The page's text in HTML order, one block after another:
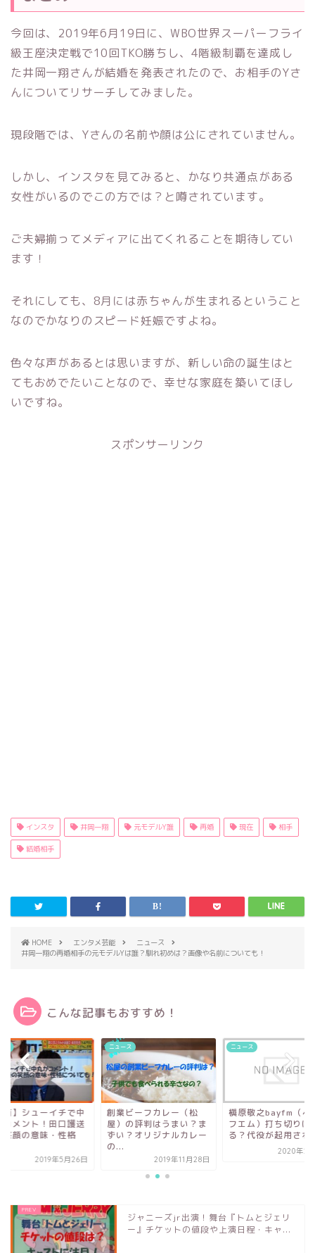
今回は、2019年6月19日に、WBO世界スーパーフライ
級王座決定戦で10回TKO勝ちし、4階級制覇を達成し
た井岡一翔さんが結婚を発表されたので、お相手のYさ
んについてリサーチしてみました。
現段階では、Yさんの名前や顔は公にされていません。
しかし、インスタを見てみると、かなり共通点がある
女性がいるのでこの方では？と噂されています。
ご夫婦揃ってメディアに出てくれることを期待してい
ます！
それにしても、8月には赤ちゃんが生まれるということ
なのでかなりのスピード妊娠ですよね。
色々な声があるとは思いますが、新しい命の誕生はと
てもおめでたいことなので、幸せな家庭を築いてほし
いですね。
スポンサーリンク
インスタ 井岡一翔 元モデルY誰 再婚 現在 相手
結婚相手
HOME エンタメ芸能
ニュース
井岡一翔の再婚相手の元モデルYは誰？馴れ初めは？画像や名前についても！
こんな記事もおすすめ！
ビーフカレー（松
の評判はうまい？ま
オリジナルカレー
2019年11月28日
ニュース
槇原敬之bayfm（ベイエ
フエム）打ち切りはあ
る？代役が起用される...
ニュース
【動画】シューイチ
丸がコメント！田口
時の笑顔の意味・性
ジャニーズjr出演！舞台『トムとジェリ
ー』チケットの値段や上演日程・キャ...